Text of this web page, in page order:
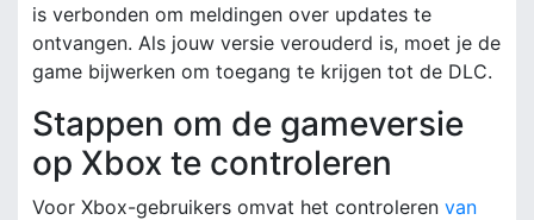
is verbonden om meldingen over updates te
ontvangen. Als jouw versie verouderd is, moet je de
game bijwerken om toegang te krijgen tot de DLC.
Stappen om de gameversie
op Xbox te controleren
Voor Xbox-gebruikers omvat het controleren van